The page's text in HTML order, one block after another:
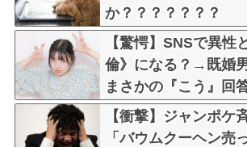
か？？？？？？？
【驚愕】SNSで異性
倫》になる？→既婚
まさかの『こう』回
w w w w w w w
【衝撃】ジャンポケ
「バウムクーヘン売